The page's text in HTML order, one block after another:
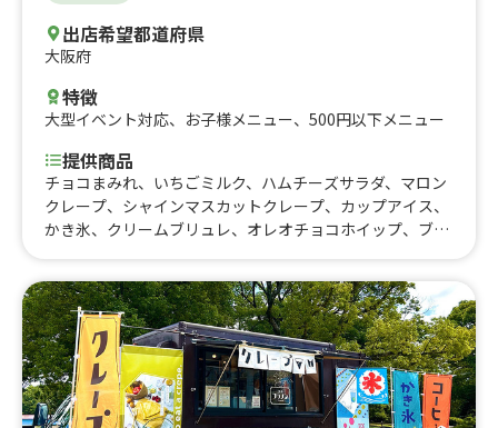
出店希望都道府県
大阪府
特徴
大型イベント対応、 お子様メニュー、 500円以下メニュー
提供商品
チョコまみれ、いちごミルク、ハムチーズサラダ、マロン
クレープ、シャインマスカットクレープ、カップアイス、
かき氷、クリームブリュレ、オレオチョコホイップ、ブル
バナナホイップ、いちごチョコカスタードホイップ、いち
ごチョコホイップ、いちごホイップ、バナナチョコカスタ
ードホイップ、バナナキャラメルホイップ、バナナホイッ
プ、ブルーベリーホイップ、バナナチョコホイップ、抹茶
あずきホイップ、抹茶ホイップ、キャラメルアーモンドホ
イップ、キャラメルホイップ、チョコホイップ